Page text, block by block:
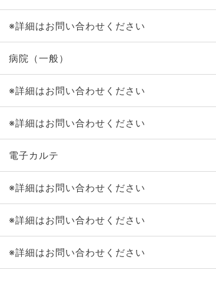
※詳細はお問い合わせください
病院（一般）
※詳細はお問い合わせください
※詳細はお問い合わせください
電子カルテ
※詳細はお問い合わせください
※詳細はお問い合わせください
※詳細はお問い合わせください